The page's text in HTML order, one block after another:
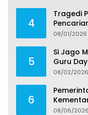
4
Tragedi
08/01/2026
5
Si Jago
Guru
08/02/2026
6
Kebun
08/06/2026